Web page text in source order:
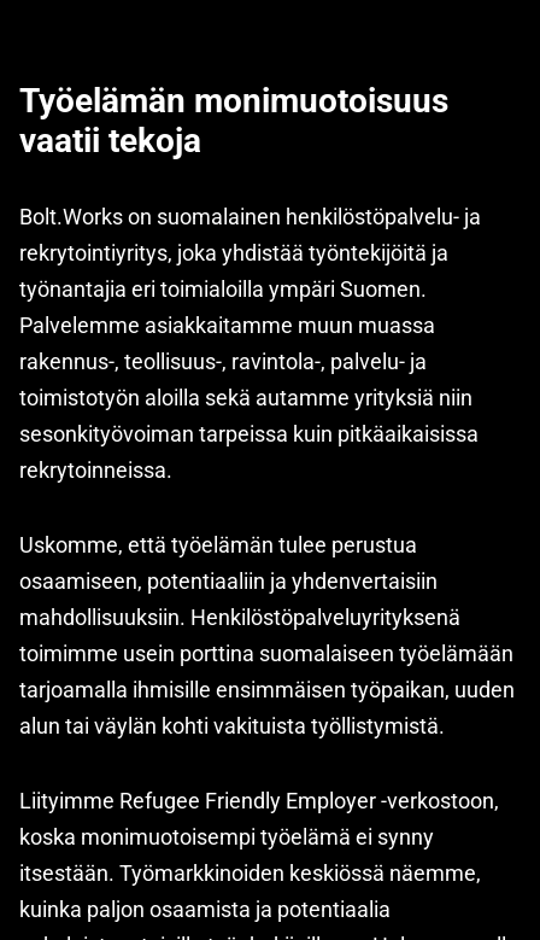
Työelämän monimuotoisuus
vaatii tekoja
Bolt.Works on suomalainen henkilöstöpalvelu- ja
rekrytointiyritys, joka yhdistää työntekijöitä ja
työnantajia eri toimialoilla ympäri Suomen.
Palvelemme asiakkaitamme muun muassa
rakennus-, teollisuus-, ravintola-, palvelu- ja
toimistotyön aloilla sekä autamme yrityksiä niin
sesonkityövoiman tarpeissa kuin pitkäaikaisissa
rekrytoinneissa.
Uskomme, että työelämän tulee perustua
osaamiseen, potentiaaliin ja yhdenvertaisiin
mahdollisuuksiin. Henkilöstöpalveluyrityksenä
toimimme usein porttina suomalaiseen työelämään
tarjoamalla ihmisille ensimmäisen työpaikan, uuden
alun tai väylän kohti vakituista työllistymistä.
Liityimme Refugee Friendly Employer -verkostoon,
koska monimuotoisempi työelämä ei synny
itsestään. Työmarkkinoiden keskiössä näemme,
kuinka paljon osaamista ja potentiaalia